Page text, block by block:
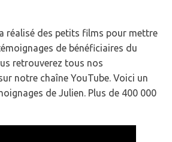
réalisé des petits films pour mettre
de bénéficiaires du
retrouverez tous nos
notre chaîne YouTube. Voici un
de Julien. Plus de 400 000